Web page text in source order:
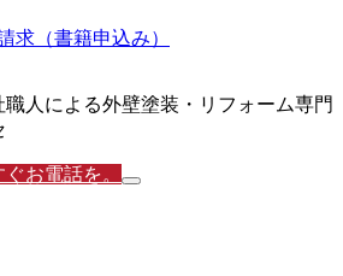
求（書籍申込み）
人による外壁塗装・リフォーム専門
お電話を。